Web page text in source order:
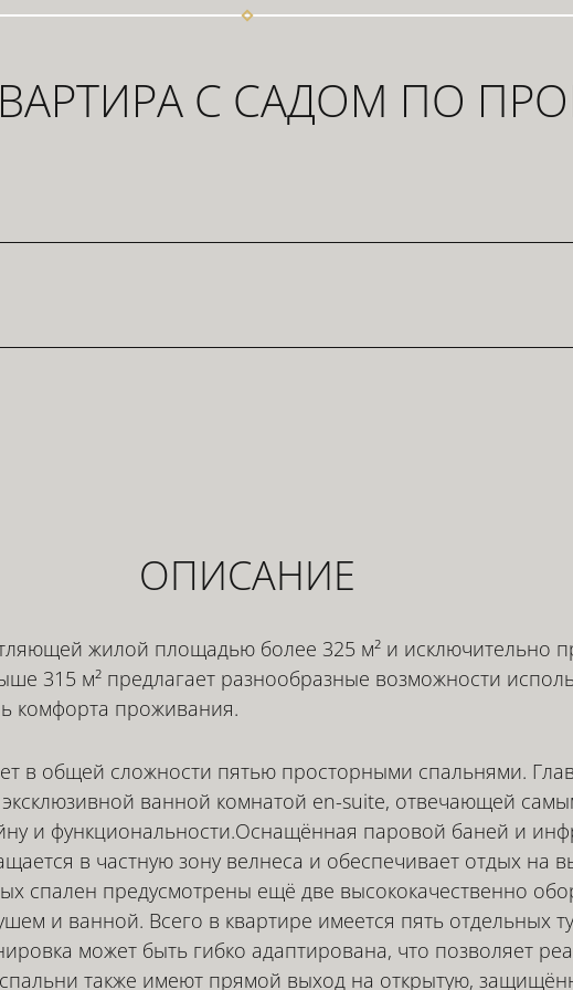
С САДОМ ПО
ОПИСАНИЕ
жилой площадью более 325 м² и исключительно
315 м² предлагает разнообразные возможности
комфорта проживания.
в общей сложности пятью просторными спальнями.
эксклюзивной ванной комнатой en-suite, отвечающей
и функциональности.Оснащённая паровой баней и
в частную зону велнеса и обеспечивает отдых на
спален предусмотрены ещё две высококачественно
и ванной. Всего в квартире имеется пять отдельных
может быть гибко адаптирована, что позволяет
также имеют прямой выход на открытую,